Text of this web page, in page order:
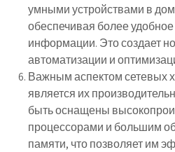
умными устройствами в
обеспечивая более
информации. Это создает
автоматизации и
Важным аспектом сетевых
является их
быть оснащены
процессорами и большим
памяти, что позволяет им